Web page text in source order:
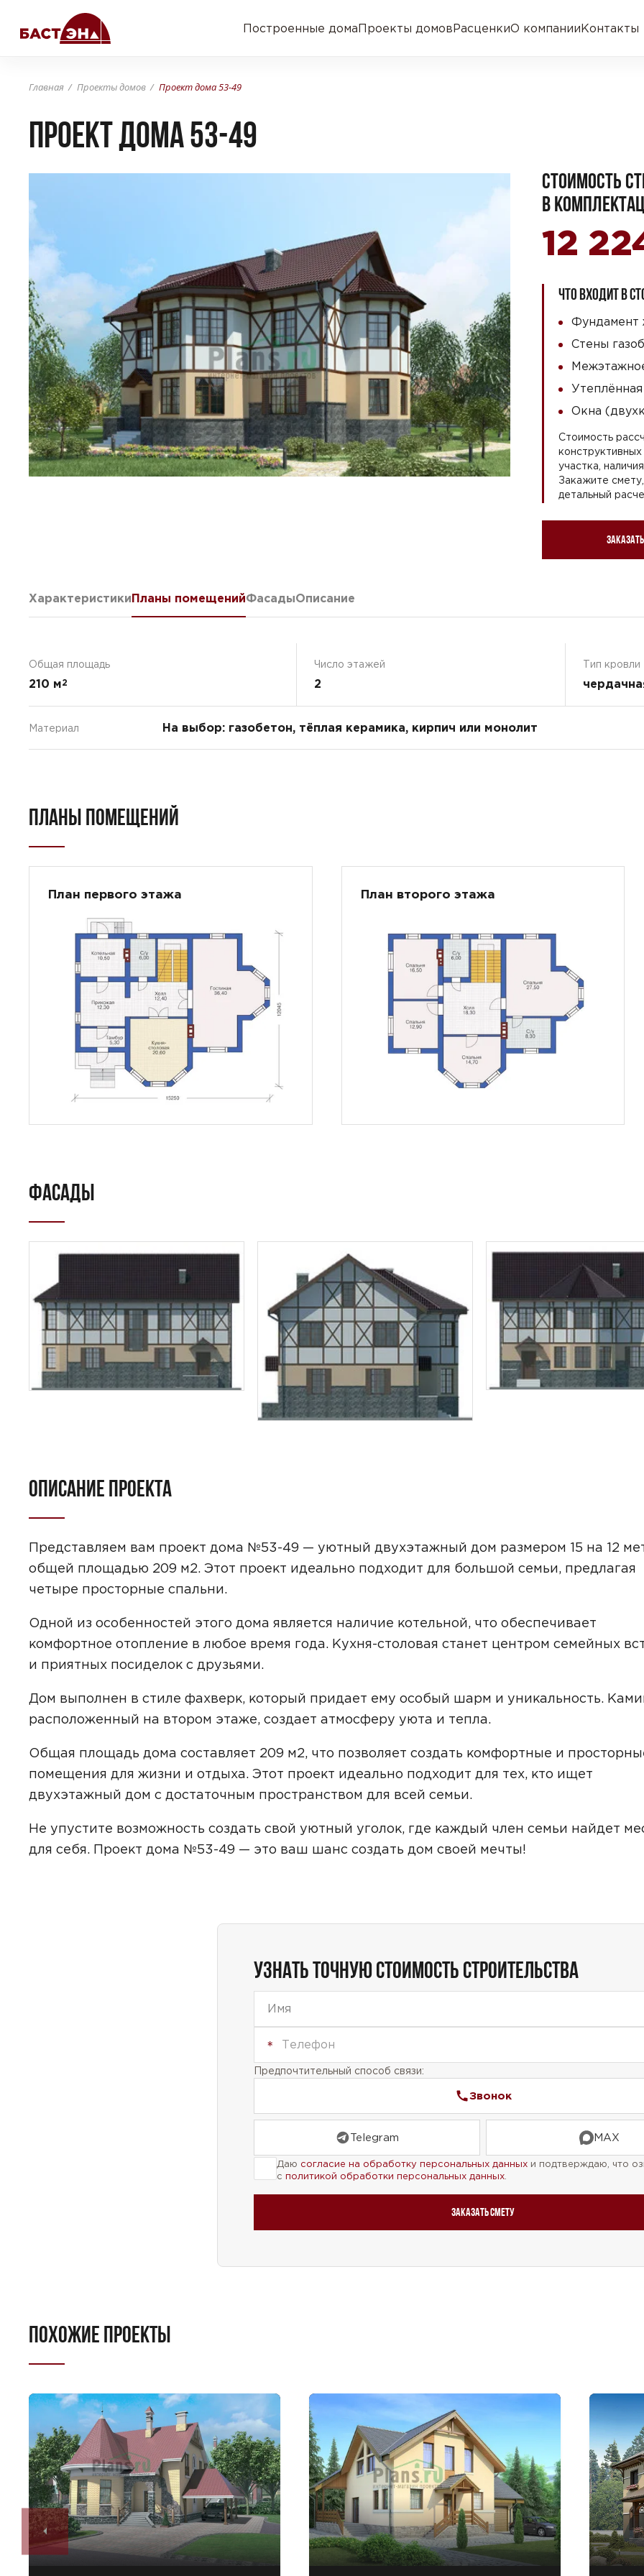
Построенные домаПроекты домовРасценкиО компанииКонтакты
Главная Проекты домов Проект дома 53-49
Проект дома 53-49
СТОИМОСТЬ
В
12
ЧТО ВХОДИТ В
Фундамент
Стены
Окна
Стоимость
участка,
Закажите
детальный
ХарактеристикиПланы помещенийФасадыОписание
Общая площадь
210 м2
Число этажей
2
Тип кровли
Материал На выбор: газобетон, тёплая керамика, кирпич или монолит
ПЛАНЫ ПОМЕЩЕНИЙ
План первого этажа План второго этажа
ФАСАДЫ
ОПИСАНИЕ ПРОЕКТА
Представляем вам проект дома №53-49 — уютный двухэтажный дом размером 15 на 12
общей площадью 209 м2. Этот проект идеально подходит для большой семьи, предлагая
четыре просторные спальни.
Одной из особенностей этого дома является наличие котельной, что обеспечивает
комфортное отопление в любое время года. Кухня-столовая станет центром семейных
и приятных посиделок с друзьями.
Дом выполнен в стиле фахверк, который придает ему особый шарм и уникальность.
расположенный на втором этаже, создает атмосферу уюта и тепла.
Общая площадь дома составляет 209 м2, что позволяет создать комфортные и
помещения для жизни и отдыха. Этот проект идеально подходит для тех, кто ищет
двухэтажный дом с достаточным пространством для всей семьи.
Не упустите возможность создать свой уютный уголок, где каждый член семьи найдет
для себя. Проект дома №53-49 — это ваш шанс создать дом своей мечты!
УЗНАТЬ ТОЧНУЮ СТОИМОСТЬ СТРОИТЕЛЬСТВА
Предпочтительный способ связи:
Звонок
Telegram MAX
Даю согласие на обработку персональных данных и подтверждаю, что
с политикой обработки персональных данных
Заказать смету
ПОХОЖИЕ ПРОЕКТЫ
сполитикой обработки персональных данных .